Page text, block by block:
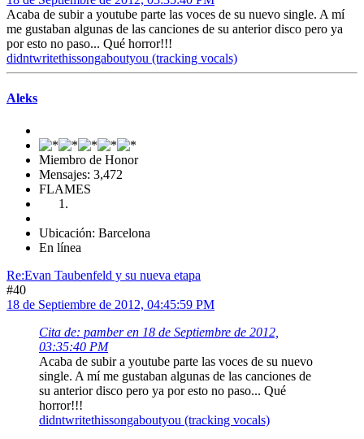
Acaba de subir a youtube parte las voces de su nuevo single. A mí
me gustaban algunas de las canciones de su anterior disco pero ya
por esto no paso... Qué horror!!!
didntwritethissongaboutyou (tracking vocals)
Aleks
Miembro de Honor
Mensajes: 3,472
FLAMES
Ubicación: Barcelona
En línea
Re:Evan Taubenfeld y su nueva etapa
#40
18 de Septiembre de 2012, 04:45:59 PM
Cita de: pamber en 18 de Septiembre de 2012,
03:35:40 PM
Acaba de subir a youtube parte las voces de su nuevo
single. A mí me gustaban algunas de las canciones de
su anterior disco pero ya por esto no paso... Qué
horror!!!
didntwritethissongaboutyou (tracking vocals)